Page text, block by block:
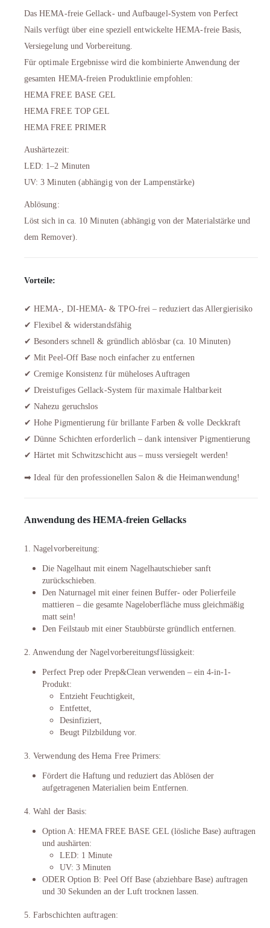
Das HEMA-freie Gellack- und Aufbaugel-System von Perfect
Nails verfügt über eine speziell entwickelte HEMA-freie Basis,
Versiegelung und Vorbereitung.
Für optimale Ergebnisse wird die kombinierte Anwendung der
gesamten HEMA-freien Produktlinie empfohlen:
HEMA FREE BASE GEL
HEMA FREE TOP GEL
HEMA FREE PRIMER
Aushärtezeit:
LED: 1–2 Minuten
UV: 3 Minuten (abhängig von der Lampenstärke)
Ablösung:
Löst sich in ca. 10 Minuten (abhängig von der Materialstärke und
dem Remover).
Vorteile:
✔ HEMA-, DI-HEMA- & TPO-frei – reduziert das Allergierisiko
✔ Flexibel & widerstandsfähig
✔ Besonders schnell & gründlich ablösbar (ca. 10 Minuten)
✔ Mit Peel-Off Base noch einfacher zu entfernen
✔ Cremige Konsistenz für müheloses Auftragen
✔ Dreistufiges Gellack-System für maximale Haltbarkeit
✔ Nahezu geruchslos
✔ Hohe Pigmentierung für brillante Farben & volle Deckkraft
✔ Dünne Schichten erforderlich – dank intensiver Pigmentierung
✔ Härtet mit Schwitzschicht aus – muss versiegelt werden!
➡ Ideal für den professionellen Salon & die Heimanwendung!
Anwendung des HEMA-freien Gellacks
1. Nagelvorbereitung:
Die Nagelhaut mit einem Nagelhautschieber sanft
zurückschieben.
Den Naturnagel mit einer feinen Buffer- oder Polierfeile
mattieren – die gesamte Nageloberfläche muss gleichmäßig
matt sein!
Den Feilstaub mit einer Staubbürste gründlich entfernen.
2. Anwendung der Nagelvorbereitungsflüssigkeit:
Perfect Prep oder Prep&Clean verwenden – ein 4-in-1-
Produkt:
Entzieht Feuchtigkeit,
Entfettet,
Desinfiziert,
Beugt Pilzbildung vor.
3. Verwendung des Hema Free Primers:
Fördert die Haftung und reduziert das Ablösen der
aufgetragenen Materialien beim Entfernen.
4. Wahl der Basis:
Option A: HEMA FREE BASE GEL (lösliche Base) auftragen
und aushärten:
LED: 1 Minute
UV: 3 Minuten
ODER Option B: Peel Off Base (abziehbare Base) auftragen
und 30 Sekunden an der Luft trocknen lassen.
5. Farbschichten auftragen: